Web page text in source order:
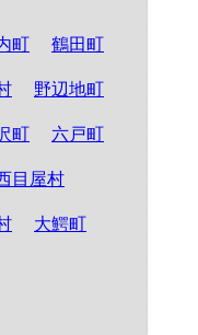
町 鶴田町
野辺地町
町 六戸町
目屋村
大鰐町